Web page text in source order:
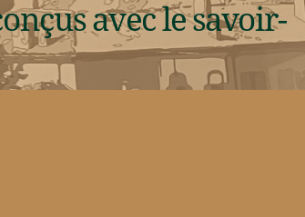
avec le savoir-